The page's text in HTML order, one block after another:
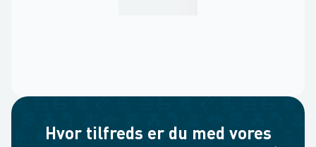
Hvor tilfreds er du med vores